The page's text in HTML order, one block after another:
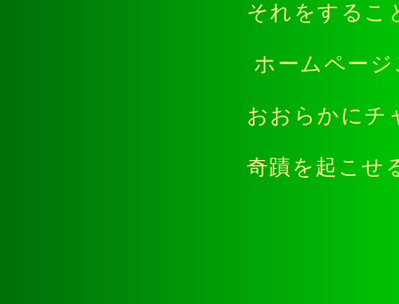
それをするこ
ホームペー
おおらかにチ
奇蹟を起こせ